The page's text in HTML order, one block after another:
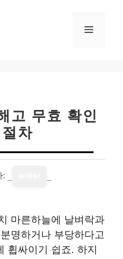
메
고 무효 확인
차
:
마른하늘에 날벼락과
명하거나 부당하다고
휩싸이기 쉽죠. 하지